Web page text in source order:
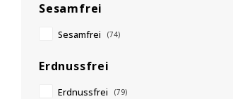
Sesamfrei
Sesamfrei (74)
Erdnussfrei
Erdnussfrei (79)